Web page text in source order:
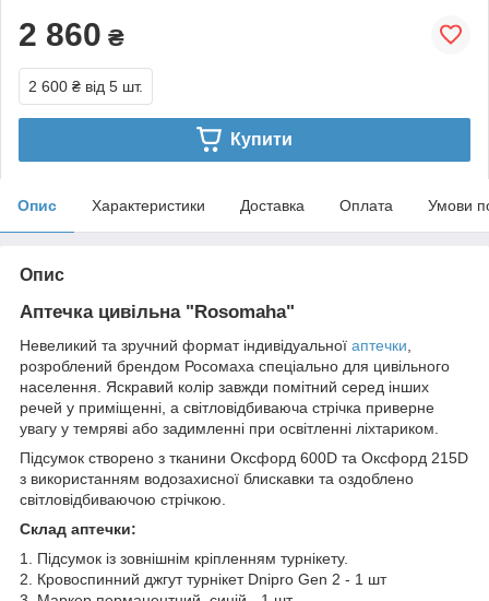
2 860 ₴
2 600 ₴ від 5 шт.
Купити
Опис Характеристики Доставка Оплата Умови
Опис
Аптечка цивільна "Rosomaha"
Невеликий та зручний формат індивідуальної аптечки
розроблений брендом Росомаха спеціально для цивільного
населення. Яскравий колір завжди помітний серед інших
речей у приміщенні, а світловідбиваюча стрічка приверне
увагу у темряві або задимленні при освітленні ліхтариком.
Підсумок створено з тканини Оксфорд 600D та Оксфорд 215D
з використанням водозахисної блискавки та оздоблено
світловідбиваючою стрічкою.
Склад аптечки:
1. Підсумок із зовнішнім кріпленням турнікету.
2. Кровоспинний джгут турнікет Dnipro Gen 2 - 1 шт